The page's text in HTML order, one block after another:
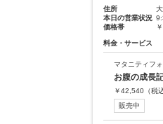
住所
本日の営業状況
価格帯
料金・サービス
マタニティフォ
お腹の成長
￥42,540 （税
販売中